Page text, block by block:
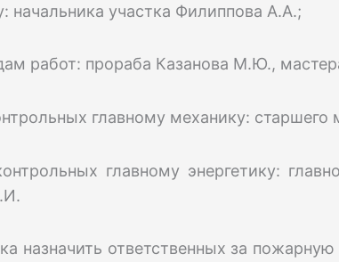
начальника участка Филиппова А.А.;
работ: прораба Казанова М.Ю.,
главному механику:
главному энергетику:
назначить ответственных за